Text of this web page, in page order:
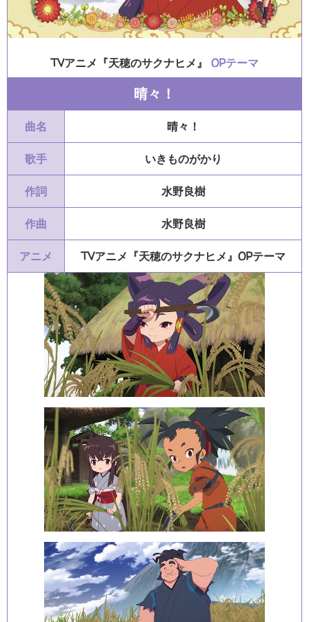
TVアニメ『天穂のサクナヒメ』 OPテーマ
晴々！
曲名 晴々！
歌手 いきものがかり
作詞 水野良樹
作曲 水野良樹
アニメ TVアニメ『天穂のサクナヒメ』OPテーマ